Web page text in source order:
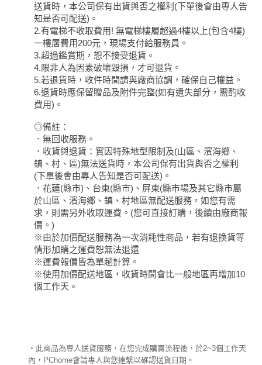
送貨時，本公司保有出貨與否之權利(下單後會由專人告
知是否可配送)。
2.有電梯不收取費用! 無電梯樓層超過4樓以上(包含4樓)
一樓層費用200元，現場支付給服務員。
3.超過鑑賞期，恕不接受退貨。
4.限非人為因素破壞毀損，才可退貨。
5.若退貨時，收件時間請與廠商協調，確保自己權益。
6.退貨時應保留贈品及附件完整(如有遺失部分，需酌收
費用)。
◎備註：
．無回收服務。
．收貨與退貨：實因特殊地型限制及(山區、濱海鄉、
鎮、村、區)無法送貨時，本公司保有出貨與否之權利
(下單後會由專人告知是否可配送)。
．花蓮(縣市)、台東(縣市)、屏東(縣市場及其它縣市屬
於山區、濱海鄉、鎮、村地區無配送服務，如您有需
求，則需另外收取運費。(您可直接訂購，後續由廠商報
價。)
※由於加價配送服務為一次消耗性商品，若有退換貨等
情形加購之運費恕無法退還
※運費報價皆為單趟計算。
※使用加價配送地區，收貨時間會比一般地區再增加10
個工作天。
‧此商品為專人送貨服務，在您完成購買流程後，於2~3個工作天
內，PChome會請專人與您連繫以確認送貨日期。